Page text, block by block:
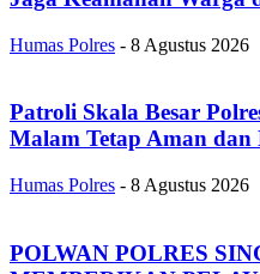
Humas Polres - 8 Agustus 2026
Patroli Skala Besar
Malam Tetap Aman dan
Humas Polres - 8 Agustus 2026
POLWAN POLRES